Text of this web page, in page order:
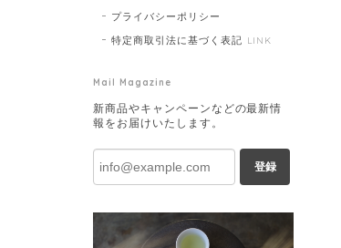
プライバシーポリシー
特定商取引法に基づく表記 LINK
Mail Magazine
新商品やキャンペーンなどの最新情
報をお届けいたします。
登録